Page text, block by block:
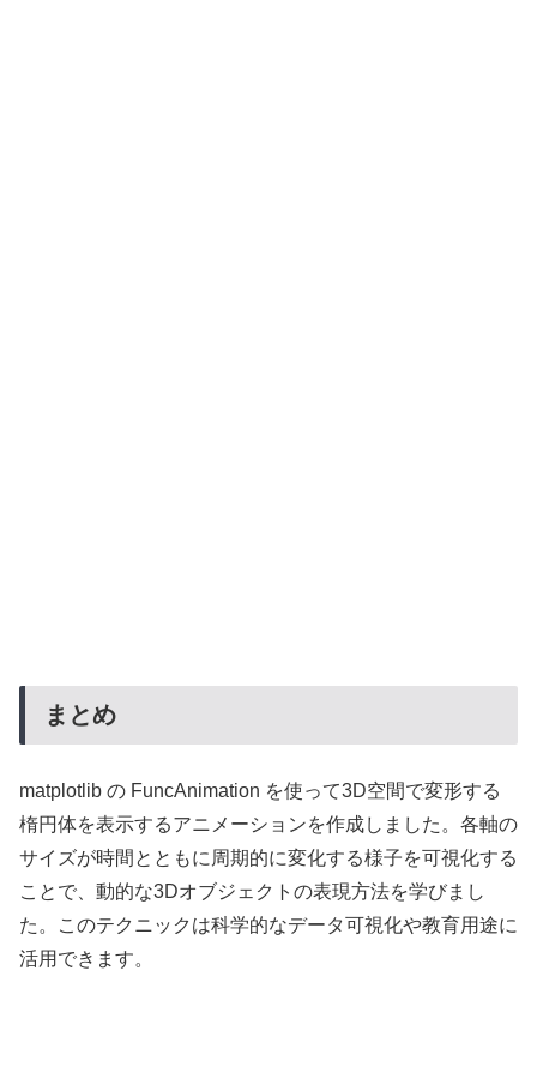
まとめ
matplotlib の FuncAnimation を使って3D空間で変形する
楕円体を表示するアニメーションを作成しました。各軸の
サイズが時間とともに周期的に変化する様子を可視化する
ことで、動的な3Dオブジェクトの表現方法を学びまし
た。このテクニックは科学的なデータ可視化や教育用途に
活用できます。